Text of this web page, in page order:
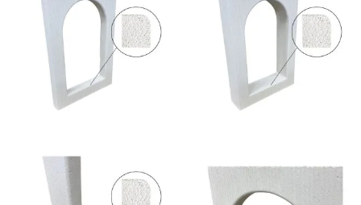
€69,95.€49,95.
€89,95.€64,95.